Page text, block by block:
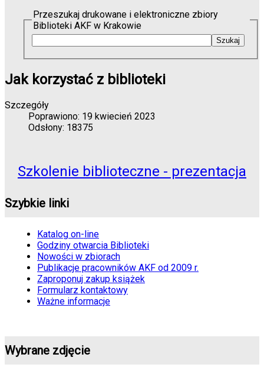
Przeszukaj drukowane i elektroniczne zbiory
Biblioteki AKF w Krakowie
Jak korzystać z biblioteki
Szczegóły
Poprawiono: 19 kwiecień 2023
Odsłony: 18375
Szkolenie biblioteczne - prezentacja
Szybkie linki
Katalog on-line
Godziny otwarcia Biblioteki
Nowości w zbiorach
Publikacje pracowników AKF od 2009 r.
Zaproponuj zakup książek
Formularz kontaktowy
Ważne informacje
Wybrane zdjęcie